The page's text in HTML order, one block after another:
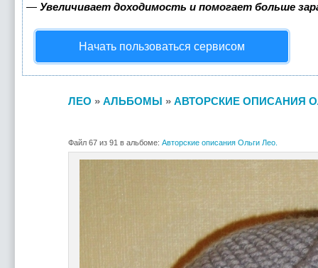
— Увеличивает доходимость и помогает больше
Начать пользоваться сервисом
ЛЕО » АЛЬБОМЫ » АВТОРСКИЕ ОПИСАНИЯ
Файл 67 из 91 в альбоме: Авторские описания Ольги Лео.